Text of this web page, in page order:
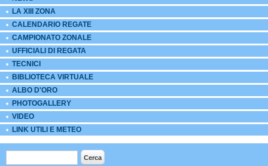
LA XIII ZONA
CALENDARIO REGATE
CAMPIONATO ZONALE
UFFICIALI DI REGATA
TECNICI
BIBLIOTECA VIRTUALE
ALBO D'ORO
PHOTOGALLERY
VIDEO
LINK UTILI E METEO
Form di ricerca